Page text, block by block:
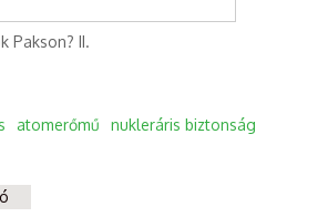
Pakson? II.
atomerőmű
nukleráris biztonság